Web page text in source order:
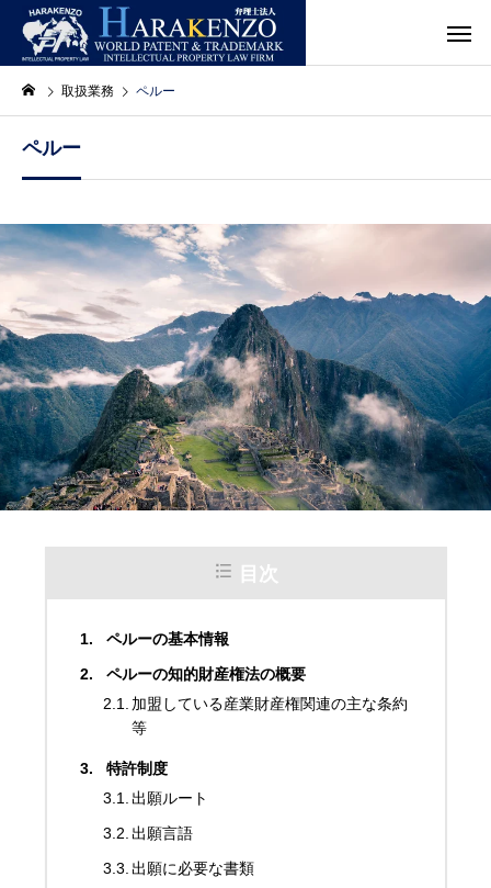
取扱業務 ペルー
ペルー
目次
ペルーの基本情報
ペルーの知的財産権法の概要
加盟している産業財産権関連の主な条約
等
特許制度
出願ルート
出願言語
出願に必要な書類